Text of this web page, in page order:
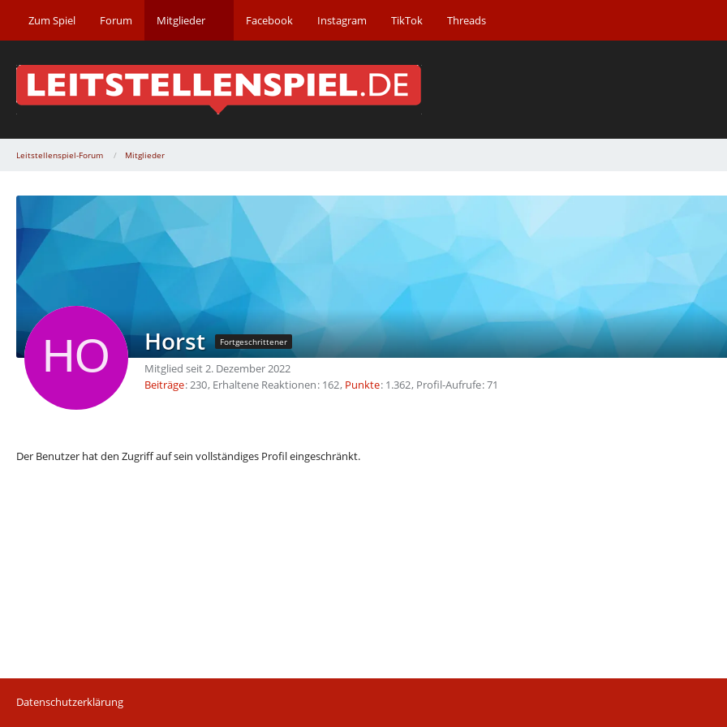
Zum Spiel Forum Mitglieder Facebook Instagram TikTok Threads
Leitstellenspiel-Forum Mitglieder
Horst Fortgeschrittener
Mitglied seit 2. Dezember 2022
Beiträge 230 Erhaltene Reaktionen 162 Punkte 1.362 Profil-Aufrufe 71
Der Benutzer hat den Zugriff auf sein vollständiges Profil eingeschränkt.
Datenschutzerklärung